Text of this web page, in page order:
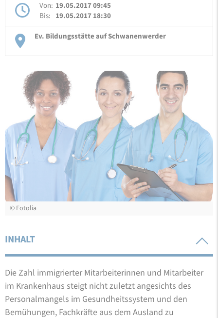
Von: 19.05.2017 09:45
Bis: 19.05.2017 18:30
Ev. Bildungsstätte auf Schwanenwerder
© Fotolia
INHALT
Die Zahl immigrierter Mitarbeiterinnen und Mitarbeiter
im Krankenhaus steigt nicht zuletzt angesichts des
Personalmangels im Gesundheitssystem und den
Bemühungen, Fachkräfte aus dem Ausland zu